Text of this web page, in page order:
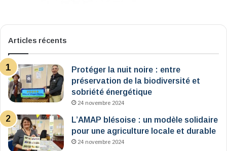
Articles récents
Protéger la nuit noire : entre
préservation de la biodiversité et
sobriété énergétique
24 novembre 2024
L’AMAP blésoise : un modèle solidaire
pour une agriculture locale et durable
24 novembre 2024